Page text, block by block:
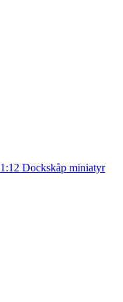
Dockskåp miniatyr